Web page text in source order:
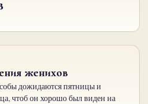
женихов
дожидаются пятницы и
чтоб он хорошо был виден на